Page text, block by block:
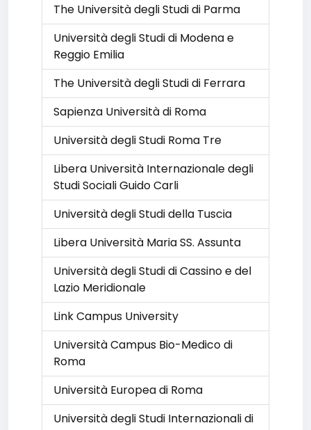
The Università degli Studi di Parma
Università degli Studi di Modena e
Reggio Emilia
The Università degli Studi di Ferrara
Sapienza Università di Roma
Università degli Studi Roma Tre
Libera Università Internazionale degli
Studi Sociali Guido Carli
Università degli Studi della Tuscia
Libera Università Maria SS. Assunta
Università degli Studi di Cassino e del
Lazio Meridionale
Link Campus University
Università Campus Bio-Medico di
Roma
Università Europea di Roma
Università degli Studi Internazionali di